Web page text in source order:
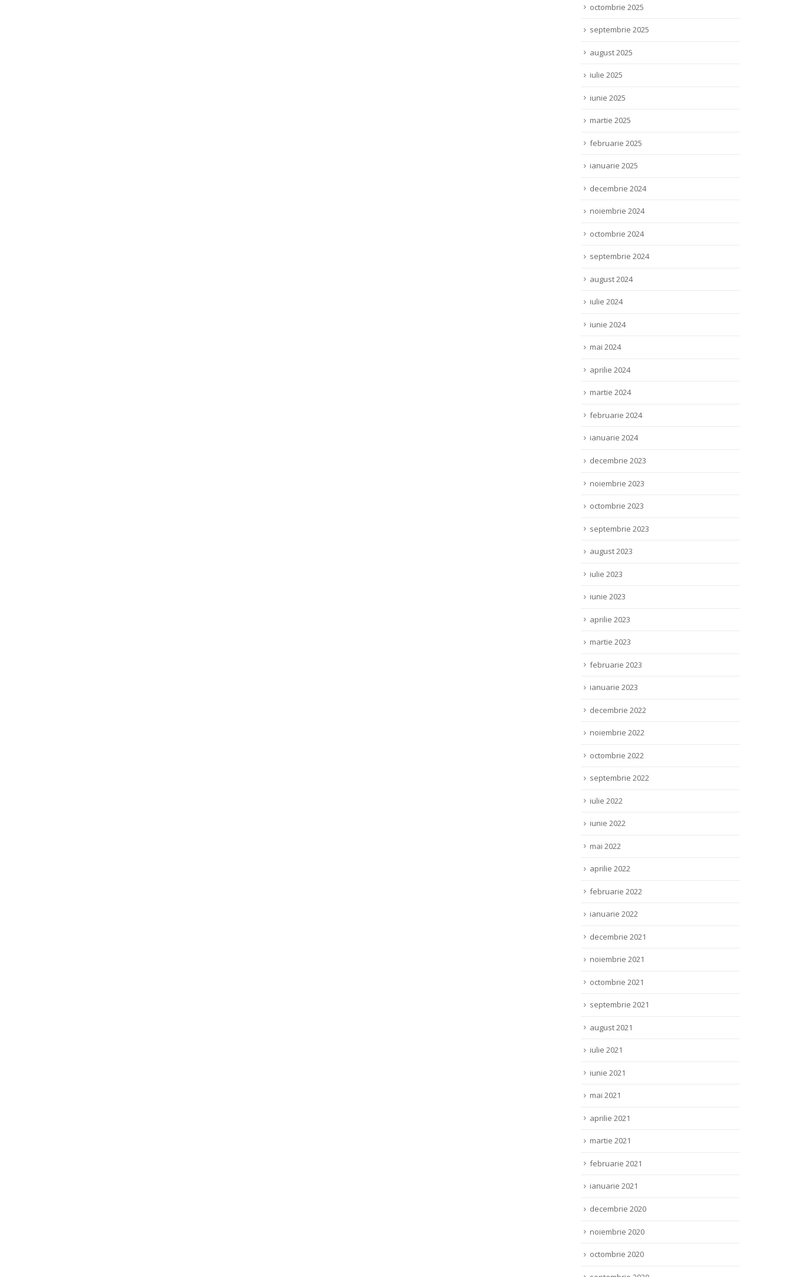
octombrie 2025
septembrie 2025
august 2025
iulie 2025
iunie 2025
martie 2025
februarie 2025
ianuarie 2025
decembrie 2024
noiembrie 2024
octombrie 2024
septembrie 2024
august 2024
iulie 2024
iunie 2024
mai 2024
aprilie 2024
martie 2024
februarie 2024
ianuarie 2024
decembrie 2023
noiembrie 2023
octombrie 2023
septembrie 2023
august 2023
iulie 2023
iunie 2023
aprilie 2023
martie 2023
februarie 2023
ianuarie 2023
decembrie 2022
noiembrie 2022
octombrie 2022
septembrie 2022
iulie 2022
iunie 2022
mai 2022
aprilie 2022
februarie 2022
ianuarie 2022
decembrie 2021
noiembrie 2021
octombrie 2021
septembrie 2021
august 2021
iulie 2021
iunie 2021
mai 2021
aprilie 2021
martie 2021
februarie 2021
ianuarie 2021
decembrie 2020
noiembrie 2020
octombrie 2020